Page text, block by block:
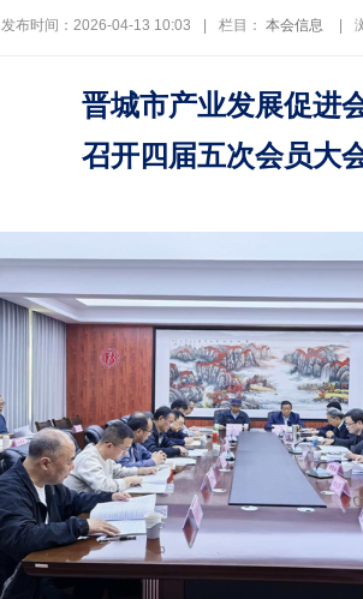
发布时间：2026-04-13 10:03 栏目： 本会信息
晋城市产业发展促进
召开四届五次会员大